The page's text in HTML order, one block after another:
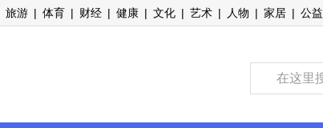
旅游 | 体育 | 财经 | 健康 | 文化 | 艺术 | 人物 | 家居 | 公益